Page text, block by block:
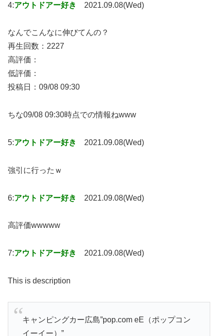
4:アウトドアー好き 2021.09.08(Wed)
なんでこんなに伸びてんの？
再生回数：2227
高評価：
低評価：
投稿日：09/08 09:30
ちな09/08 09:30時点での情報ねwww
5:アウトドアー好き 2021.09.08(Wed)
強引に行ったｗ
6:アウトドアー好き 2021.09.08(Wed)
高評価wwwww
7:アウトドアー好き 2021.09.08(Wed)
This is description
キャンピングカー広島”pop.com eE（ポップコン
イーイー）”